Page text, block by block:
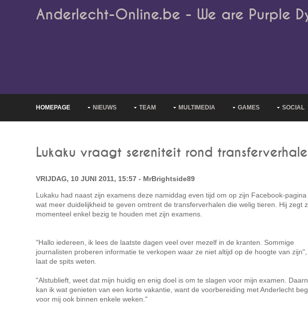
Anderlecht-Online.be - We are Purple
HOMEPAGE NIEUWS TEAM MULTIMEDIA GAMES SOCIAL
Lukaku vraagt sereniteit rond
VRIJDAG, 10 JUNI 2011, 15:57 - MrBrightside89
Lukaku had naast zijn examens deze namiddag even tijd om op zijn Facebook-pagina
wat meer duidelijkheid te geven omtrent de transferverhalen die welig tieren. Hij zegt
momenteel enkel bezig te houden met zijn examens.
"Hallo iedereen, ik lees de laatste dagen veel over mezelf in de kranten. Sommige
journalisten proberen informatie te verkopen waar ze niet altijd op de hoogte van
laat de spits weten.
"Alstublieft, weet dat mijn huidig en enig doel is om te slagen voor mijn examen.
kan ik wat genieten van een korte vakantie, want de voorbereiding met Anderlecht
voor mij ook binnen enkele weken."